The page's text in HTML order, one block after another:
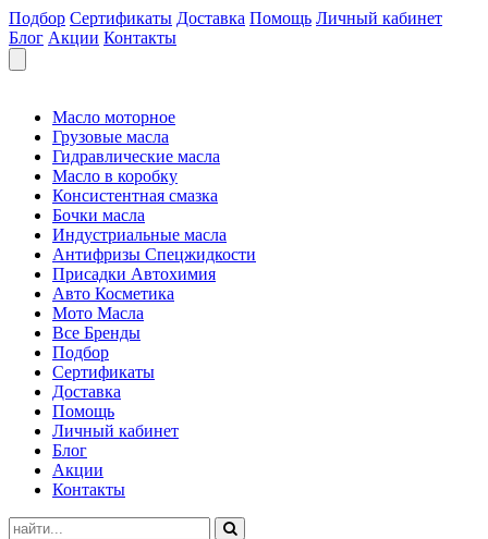
Подбор Сертификаты Доставка Помощь Личный кабинет
Блог Акции Контакты
Масло моторное
Грузовые масла
Гидравлические масла
Масло в коробку
Консистентная смазка
Бочки масла
Индустриальные масла
Антифризы Спецжидкости
Присадки Автохимия
Авто Косметика
Мото Масла
Все Бренды
Подбор
Сертификаты
Доставка
Помощь
Личный кабинет
Блог
Акции
Контакты